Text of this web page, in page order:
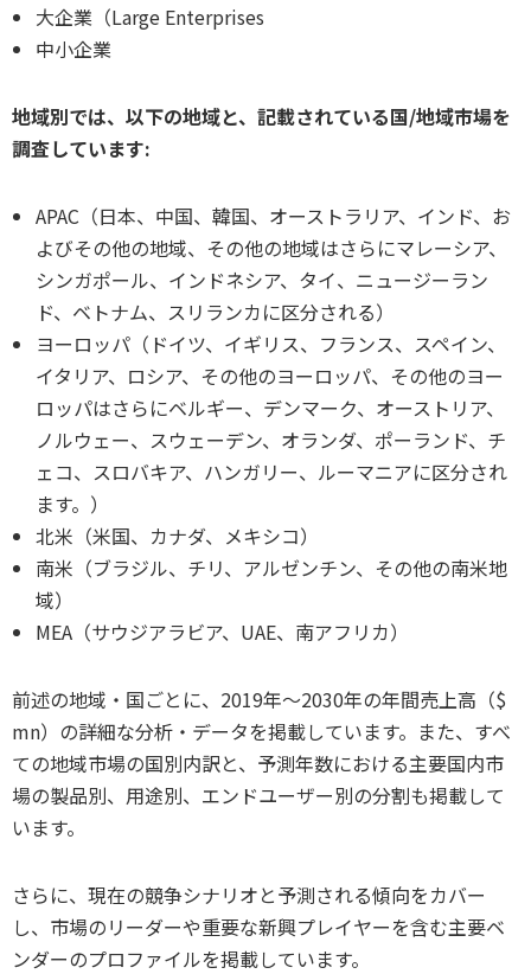
大企業（Large Enterprises
中小企業
地域別では、以下の地域と、記載されている国/地域市場を
調査しています:
APAC（日本、中国、韓国、オーストラリア、インド、お
よびその他の地域、その他の地域はさらにマレーシア、
シンガポール、インドネシア、タイ、ニュージーラン
ド、ベトナム、スリランカに区分される）
ヨーロッパ（ドイツ、イギリス、フランス、スペイン、
イタリア、ロシア、その他のヨーロッパ、その他のヨー
ロッパはさらにベルギー、デンマーク、オーストリア、
ノルウェー、スウェーデン、オランダ、ポーランド、チ
ェコ、スロバキア、ハンガリー、ルーマニアに区分され
ます。）
北米（米国、カナダ、メキシコ）
南米（ブラジル、チリ、アルゼンチン、その他の南米地
域）
MEA（サウジアラビア、UAE、南アフリカ）
前述の地域・国ごとに、2019年～2030年の年間売上高（$
mn）の詳細な分析・データを掲載しています。また、すべ
ての地域市場の国別内訳と、予測年数における主要国内市
場の製品別、用途別、エンドユーザー別の分割も掲載して
います。
さらに、現在の競争シナリオと予測される傾向をカバー
し、市場のリーダーや重要な新興プレイヤーを含む主要ベ
ンダーのプロファイルを掲載しています。